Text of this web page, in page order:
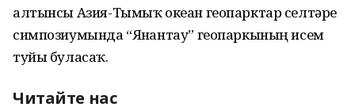
алтынсы Азия-Тымыҡ океан геопарктар селтәре
симпозиумында “Янғантау” геопаркының исем
туйы буласаҡ.
Читайте нас